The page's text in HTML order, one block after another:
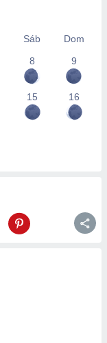
Sáb
Dom
8 9
15 16